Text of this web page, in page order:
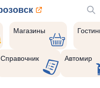
Магазины
Справочник Автомир